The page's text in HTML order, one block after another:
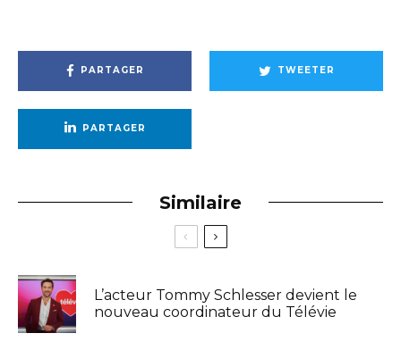
PARTAGER TWEETER
PARTAGER
Similaire
L’acteur Tommy Schlesser devient le
nouveau coordinateur du Télévie